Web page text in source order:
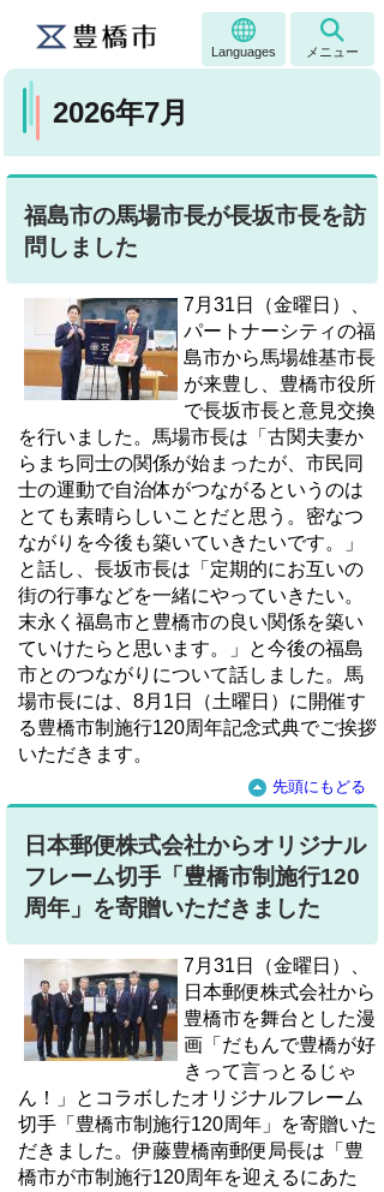
Languages メニュー
2026年7月
福島市の馬場市長が長坂市長を訪
問しました
7月31日（金曜日）、
パートナーシティの福
島市から馬場雄基市長
が来豊し、豊橋市役所
で長坂市長と意見交換
を行いました。馬場市長は「古関夫妻か
らまち同士の関係が始まったが、市民同
士の運動で自治体がつながるというのは
とても素晴らしいことだと思う。密なつ
ながりを今後も築いていきたいです。」
と話し、長坂市長は「定期的にお互いの
街の行事などを一緒にやっていきたい。
末永く福島市と豊橋市の良い関係を築い
ていけたらと思います。」と今後の福島
市とのつながりについて話しました。馬
場市長には、8月1日（土曜日）に開催す
る豊橋市制施行120周年記念式典でご挨拶
いただきます。
先頭にもどる
日本郵便株式会社からオリジナル
フレーム切手「豊橋市制施行120
周年」を寄贈いただきました
7月31日（金曜日）、
日本郵便株式会社から
豊橋市を舞台とした漫
画「だもんで豊橋が好
きって言っとるじゃ
ん！」とコラボしたオリジナルフレーム
切手「豊橋市制施行120周年」を寄贈いた
だきました。伊藤豊橋南郵便局長は「豊
橋市が市制施行120周年を迎えるにあた